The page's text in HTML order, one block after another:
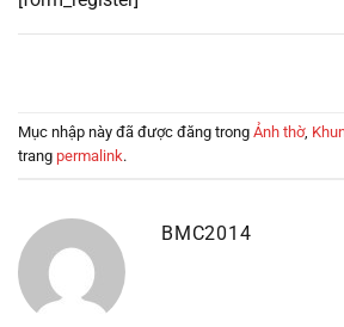
Mục nhập này đã được đăng trong Ảnh thờ,
trang permalink.
BMC2014